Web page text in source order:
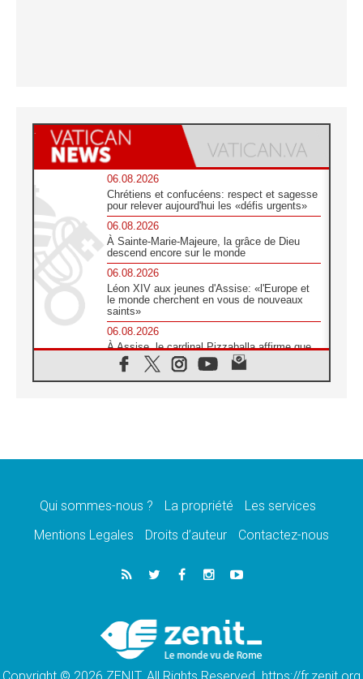
06.08.2026
Chrétiens et confucéens: respect et sagesse
pour relever aujourd'hui les «défis urgents»
06.08.2026
À Sainte-Marie-Majeure, la grâce de Dieu
descend encore sur le monde
06.08.2026
Léon XIV aux jeunes d'Assise: «l'Europe et
le monde cherchent en vous de nouveaux
saints»
06.08.2026
À Assise, le cardinal Pizzaballa affirme que
«les chrétiens veulent la paix»
06.08.2026
message de paix et de dignité humaine»
«La visite du Pape en Uruguay renforcera
05.08.2026
Le nonce en Ukraine: «Il est inquiétant
Léon XIV au Pérou, une lueur d'espoir pour
un peuple en quête de paix
Qui sommes-nous ? La propriété
Les services
Mentions Legales
Droits d’auteur Contactez-nous